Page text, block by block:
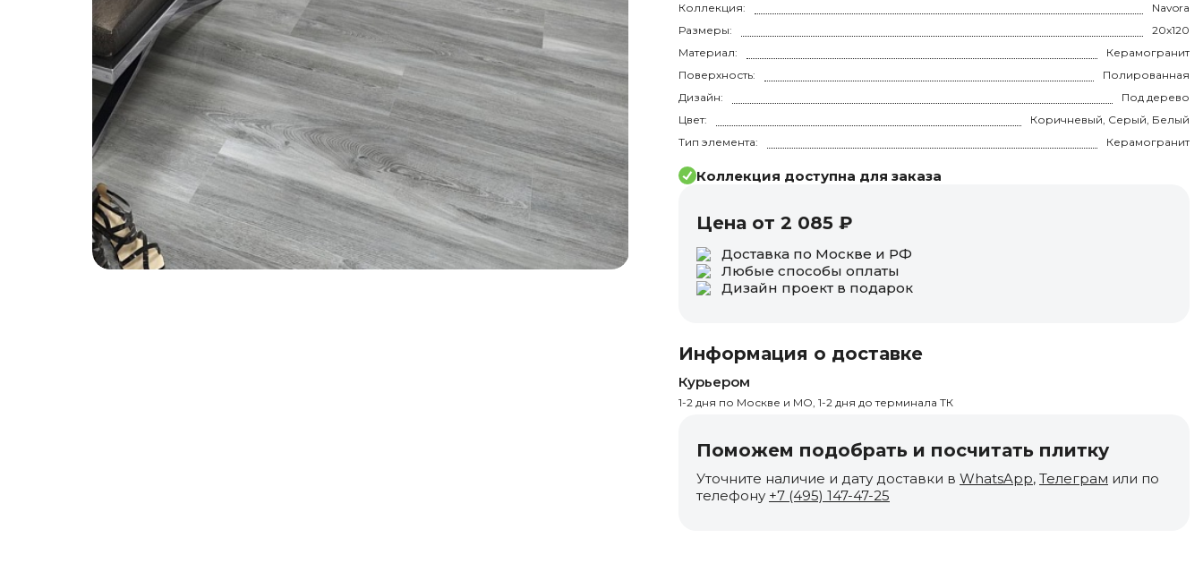
Коллекция:
Navora
Размеры:
20x120
Материал:
Керамогранит
Поверхность:
Полированная
Дизайн:
Под дерево
Цвет:
Коричневый, Серый, Белый
Тип элемента:
Керамогранит
Коллекция доступна для заказа
Цена от 2 085 ₽
Доставка по Москве и РФ
Любые способы оплаты
Дизайн проект в подарок
Информация о доставке
Курьером
1-2 дня по Москве и МО, 1-2 дня до терминала ТК
Поможем подобрать и посчитать плитку
Уточните наличие и дату доставки в WhatsApp, Телеграм или по
телефону +7 (495) 147-47-25